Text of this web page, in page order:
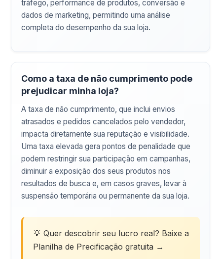
tráfego, performance de produtos, conversão e
dados de marketing, permitindo uma análise
completa do desempenho da sua loja.
Como a taxa de não cumprimento pode
prejudicar minha loja?
A taxa de não cumprimento, que inclui envios
atrasados e pedidos cancelados pelo vendedor,
impacta diretamente sua reputação e visibilidade.
Uma taxa elevada gera pontos de penalidade que
podem restringir sua participação em campanhas,
diminuir a exposição dos seus produtos nos
resultados de busca e, em casos graves, levar à
suspensão temporária ou permanente da sua loja.
💡 Quer descobrir seu lucro real? Baixe a
Planilha de Precificação gratuita →